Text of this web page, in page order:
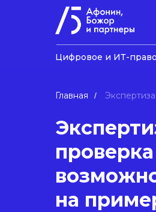
Цифровое и ИТ-право
Главная /
на